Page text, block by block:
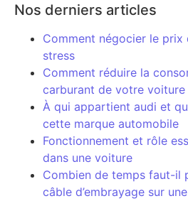
Nos derniers articles
Comment négocier le
stress
Comment réduire la
carburant de votre voiture
À qui appartient audi et
cette marque automobile
Fonctionnement et rôle
dans une voiture
Combien de temps faut-il
câble d’embrayage sur